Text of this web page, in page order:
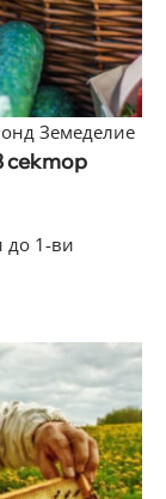
Земеделие
сектор
до 1-ви